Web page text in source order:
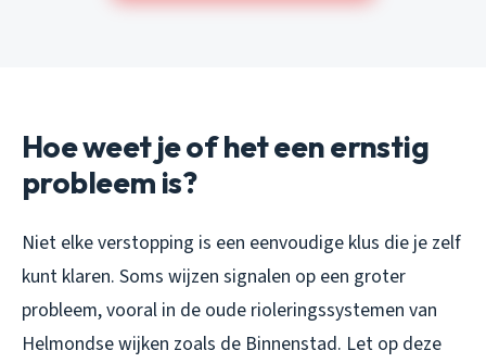
Hoe weet je of het een ernstig
probleem is?
Niet elke verstopping is een eenvoudige klus die je zelf
kunt klaren. Soms wijzen signalen op een groter
probleem, vooral in de oude rioleringssystemen van
Helmondse wijken zoals de Binnenstad. Let op deze